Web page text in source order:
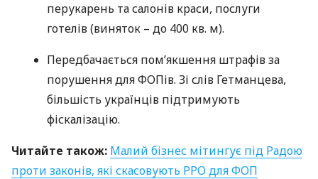
перукарень та салонів краси, послуги
готелів (виняток – до 400 кв. м).
Передбачається пом’якшення штрафів за
порушення дляФОПів. Зі слів Гетманцева,
більшість українців підтримують
фіскалізацію.
Читайте також: Малий бізнес мітингує під Радою
проти законів, які скасовують РРОдляФОП